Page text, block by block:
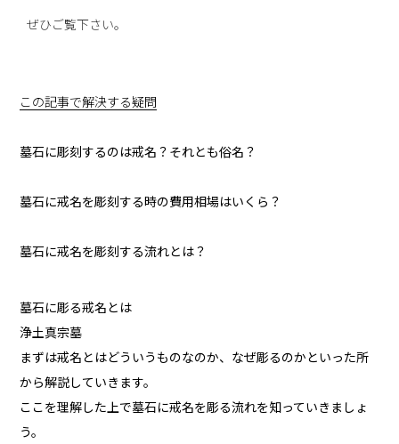
ぜひご覧下さい。
この記事で解決する疑問
墓石に彫刻するのは戒名？それとも俗名？
墓石に戒名を彫刻する時の費用相場はいくら？
墓石に戒名を彫刻する流れとは？
墓石に彫る戒名とは
浄土真宗墓
まずは戒名とはどういうものなのか、なぜ彫るのかといった所
から解説していきます。
ここを理解した上で墓石に戒名を彫る流れを知っていきましょ
う。